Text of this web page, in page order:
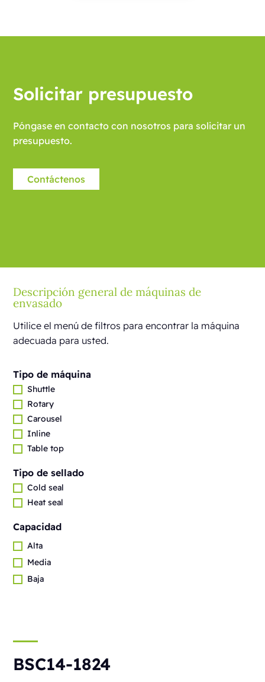
Solicitar presupuesto
Póngase en contacto con nosotros para solicitar un
presupuesto.
Contáctenos
Descripción general de máquinas de
envasado
Utilice el menú de filtros para encontrar la máquina
adecuada para usted.
Tipo de máquina
Shuttle
Rotary
Carousel
Inline
Table top
Tipo de sellado
Cold seal
Heat seal
Capacidad
Alta
Media
Baja
BSC14-1824